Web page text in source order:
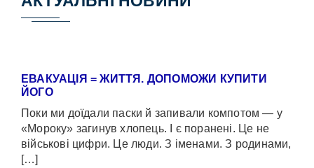
ЕВАКУАЦІЯ = ЖИТТЯ. ДОПОМОЖИ КУПИТИ
ЙОГО
Поки ми доїдали паски й запивали компотом — у
«Мороку» загинув хлопець. І є поранені. Це не
військові цифри. Це люди. З іменами. З родинами,
[…]